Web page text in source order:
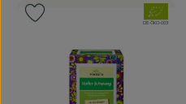
, Verband:
, Kontrollstelle:
DE-ÖKO-003
Produkt zu Favouriten hinzufügen